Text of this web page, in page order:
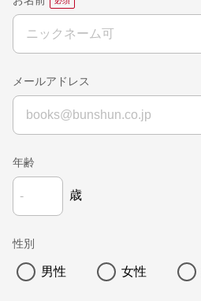
メールアドレス
年齢
歳
性別
男性 女性